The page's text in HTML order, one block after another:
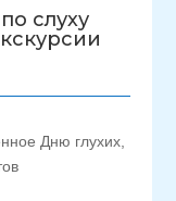
слуху
Дню глухих,